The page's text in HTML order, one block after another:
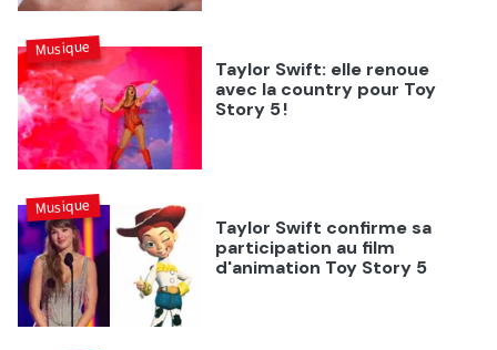
Taylor Swift: elle renoue
avec la country pour Toy
Story 5 !
Musique
Taylor Swift confirme sa
participation au film
d'animation Toy Story 5
Musique